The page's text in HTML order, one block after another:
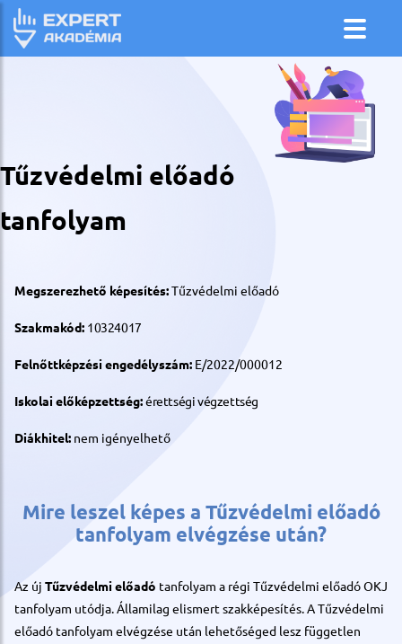
Tűzvédelmi előadó
tanfolyam
Megszerezhető képesítés:Tűzvédelmi előadó
Szakmakód: 10324017
Felnőttképzési engedélyszám: E/2022/000012
Iskolai előképzettség:érettségi végzettség
Diákhitel: nem igényelhető
Mire leszel képes a Tűzvédelmi előadó
tanfolyam elvégzése után?
Az új Tűzvédelmi előadó tanfolyam a régi Tűzvédelmi előadó OKJ
tanfolyam utódja. Államilag elismert szakképesítés. A Tűzvédelmi
előadó tanfolyam elvégzése után lehetőséged lesz független